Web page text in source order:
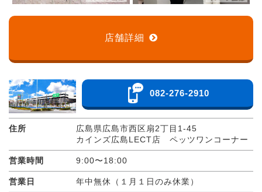
店舗詳細
082-276-2910
住所
広島県広島市西区扇2丁目1-45
カインズ広島LECT店 ペッツワンコーナー
営業時間 9:00〜18:00
営業日 年中無休（１月１日のみ休業）